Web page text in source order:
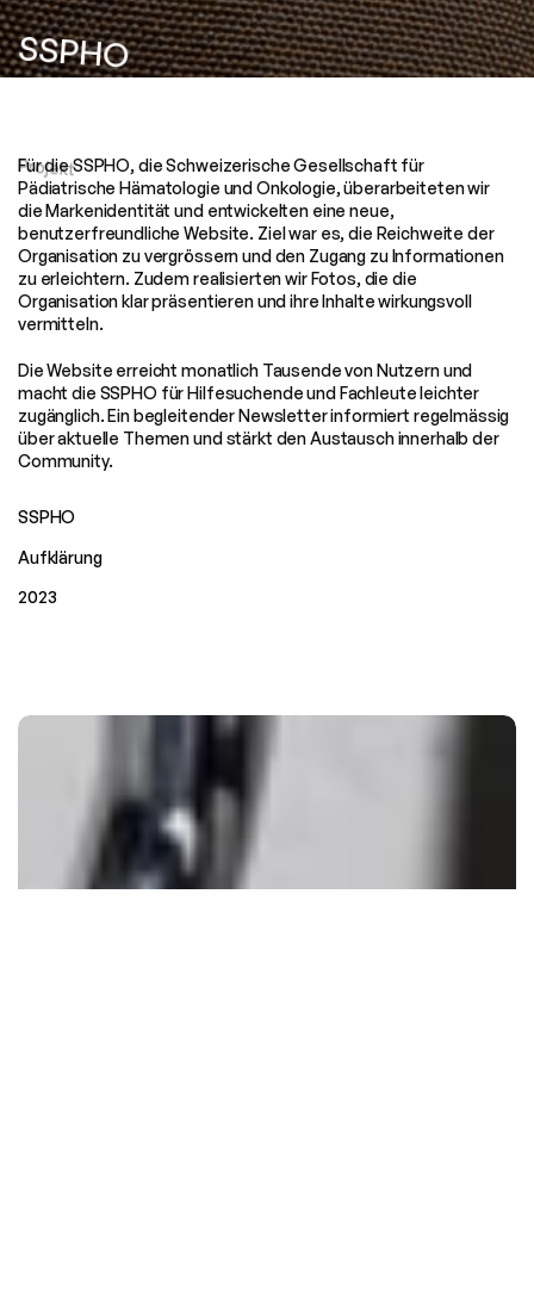
SSPHO
Full Service
Projekt
Für die SSPHO, die Schweizerische Gesellschaft für
Pädiatrische Hämatologie und Onkologie, überarbeiteten wir
die Markenidentität und entwickelten eine neue,
benutzerfreundliche Website. Ziel war es, die Reichweite der
Organisation zu vergrössern und den Zugang zu Informationen
zu erleichtern. Zudem realisierten wir Fotos, die die
Organisation klar präsentieren und ihre Inhalte wirkungsvoll
vermitteln.
Die Website erreicht monatlich Tausende von Nutzern und
macht die SSPHO für Hilfesuchende und Fachleute leichter
zugänglich. Ein begleitender Newsletter informiert regelmässig
über aktuelle Themen und stärkt den Austausch innerhalb der
Community.
e
SSPHO
Kategori
e
Aufklärung
2023